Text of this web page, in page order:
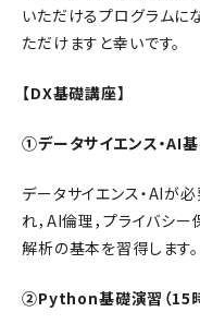
いただけるプログラムに
ただけますと幸いです。
【DX基礎講座】
①データサイエンス・AI基
データサイエンス・AIが
れ，AI倫理，プライバシ
解析の基本を習得します。
②Python基礎演習（15時